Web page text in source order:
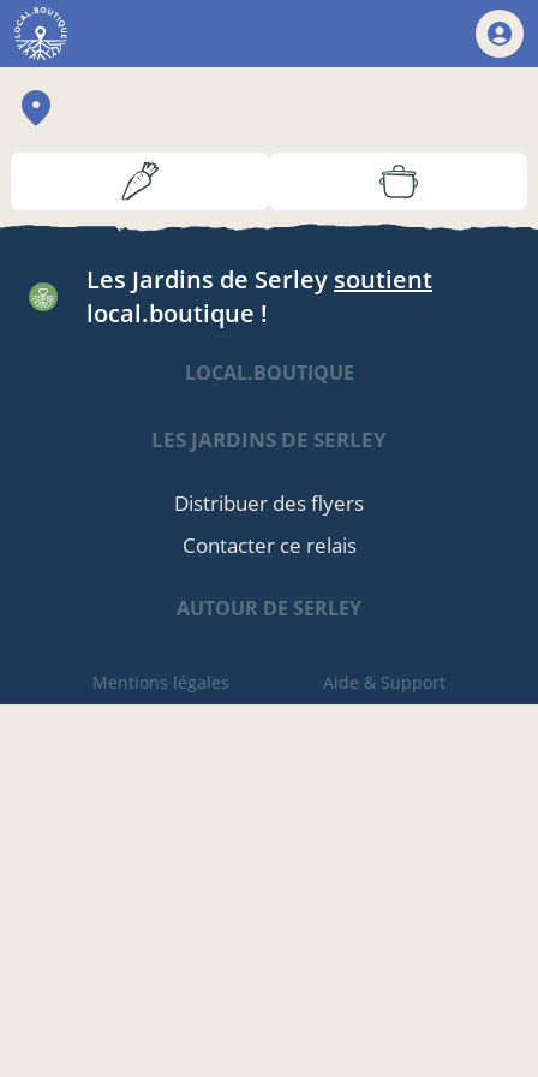
Les Jardins de Serley soutient
local.boutique !
LOCAL.BOUTIQUE
LES JARDINS DE SERLEY
Distribuer des flyers
Contacter ce relais
AUTOUR DE SERLEY
Mentions légales Aide & Support